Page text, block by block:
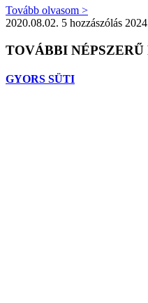
Tovább olvasom >
2020.08.02. 5 hozzászólás
TOVÁBBI NÉPSZERŰ
GYORS SÜTI